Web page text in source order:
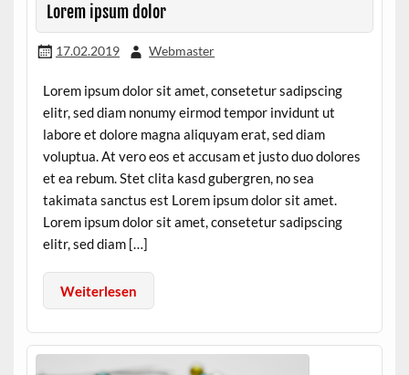
Lorem ipsum dolor
17.02.2019 Webmaster
Lorem ipsum dolor sit amet, consetetur sadipscing
elitr, sed diam nonumy eirmod tempor invidunt ut
labore et dolore magna aliquyam erat, sed diam
voluptua. At vero eos et accusam et justo duo dolores
et ea rebum. Stet clita kasd gubergren, no sea
takimata sanctus est Lorem ipsum dolor sit amet.
Lorem ipsum dolor sit amet, consetetur sadipscing
elitr, sed diam […]
Weiterlesen